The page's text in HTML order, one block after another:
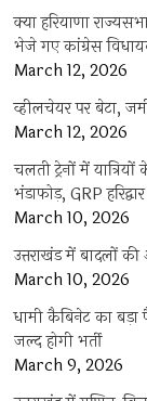
क्या हरियाणा
भेजे गए कांग्रेस
March 12, 2026
व्हीलचेयर पर बेटा,
March 12, 2026
चलती ट्रेनों में
भंडाफोड़, GRP
March 10, 2026
उत्तराखंड में बादलों
March 10, 2026
धामी कैबिनेट का
जल्द होगी भर्ती
March 9, 2026